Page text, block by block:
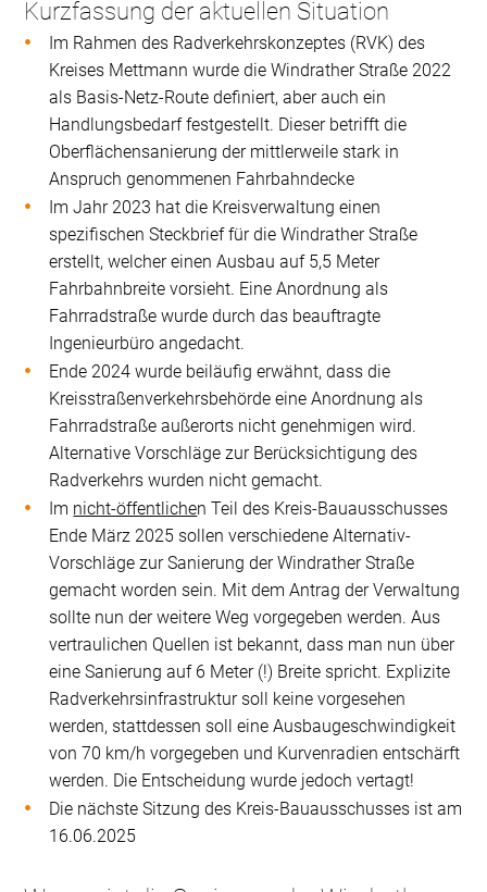
Kurzfassung der aktuellen Situation
Im Rahmen des Radverkehrskonzeptes (RVK) des
Kreises Mettmann wurde die Windrather Straße 2022
als Basis-Netz-Route definiert, aber auch ein
Handlungsbedarf festgestellt. Dieser betrifft die
Oberflächensanierung der mittlerweile stark in
Anspruch genommenen Fahrbahndecke
Im Jahr 2023 hat die Kreisverwaltung einen
spezifischen Steckbrief für die Windrather Straße
erstellt, welcher einen Ausbau auf 5,5 Meter
Fahrbahnbreite vorsieht. Eine Anordnung als
Fahrradstraße wurde durch das beauftragte
Ingenieurbüro angedacht.
Ende 2024 wurde beiläufig erwähnt, dass die
Kreisstraßenverkehrsbehörde eine Anordnung als
Fahrradstraße außerorts nicht genehmigen wird.
Alternative Vorschläge zur Berücksichtigung des
Radverkehrs wurden nicht gemacht.
Im nicht-öffentlichen Teil des Kreis-Bauausschusses
Ende März 2025 sollen verschiedene Alternativ-
Vorschläge zur Sanierung der Windrather Straße
gemacht worden sein. Mit dem Antrag der Verwaltung
sollte nun der weitere Weg vorgegeben werden. Aus
vertraulichen Quellen ist bekannt, dass man nun über
eine Sanierung auf 6 Meter (!) Breite spricht. Explizite
Radverkehrsinfrastruktur soll keine vorgesehen
werden, stattdessen soll eine Ausbaugeschwindigkeit
von 70 km/h vorgegeben und Kurvenradien entschärft
werden. Die Entscheidung wurde jedoch vertagt!
Die nächste Sitzung des Kreis-Bauausschusses ist am
16.06.2025